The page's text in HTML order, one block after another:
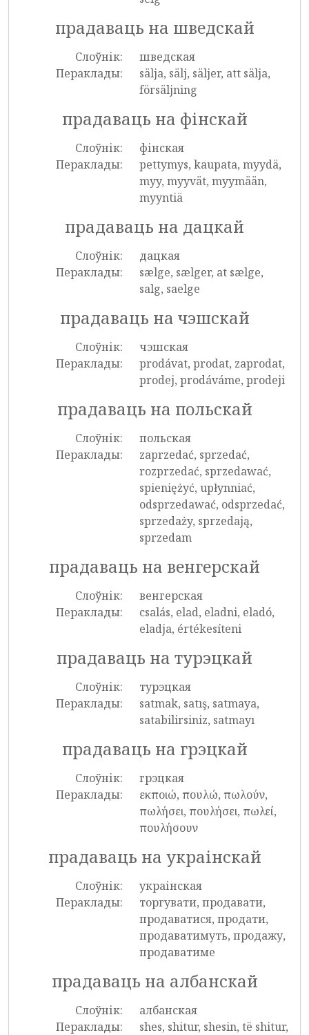
прадаваць на шведскай
Слоўнік:
шведская
Пераклады:
sälja, sälj, säljer, att sälja,
försäljning
прадаваць на фінскай
Слоўнік:
фінская
Пераклады:
pettymys, kaupata, myydä,
myy, myyvät, myymään,
myyntiä
прадаваць на дацкай
Слоўнік:
дацкая
Пераклады:
sælge, sælger, at sælge,
salg, saelge
прадаваць на чэшскай
Слоўнік:
чэшская
Пераклады:
prodávat, prodat, zaprodat,
prodej, prodáváme, prodeji
прадаваць на польскай
Слоўнік:
польская
Пераклады:
zaprzedać, sprzedać,
rozprzedać, sprzedawać,
spieniężyć, upłynniać,
odsprzedawać, odsprzedać,
sprzedaży, sprzedają,
sprzedam
прадаваць на венгерскай
Слоўнік:
венгерская
Пераклады:
csalás, elad, eladni, eladó,
eladja, értékesíteni
прадаваць на турэцкай
Слоўнік:
турэцкая
Пераклады:
satmak, satış, satmaya,
satabilirsiniz, satmayı
прадаваць на грэцкай
Слоўнік:
грэцкая
Пераклады:
εκποιώ, πουλώ, πωλούν,
πωλήσει, πουλήσει, πωλεί,
πουλήσουν
прадаваць на украінскай
Слоўнік:
украінская
Пераклады:
торгувати, продавати,
продаватися, продати,
продаватимуть, продажу,
продаватиме
прадаваць на албанскай
Слоўнік:
албанская
Пераклады:
shes, shitur, shesin, të shitur,